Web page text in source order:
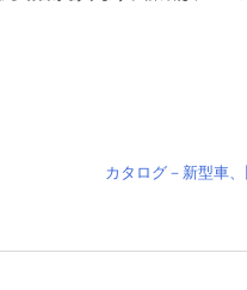
カタログ－新型車